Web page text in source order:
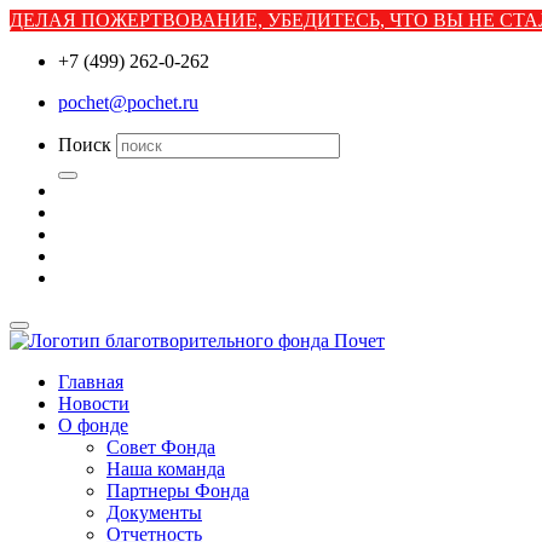
ДЕЛАЯ ПОЖЕРТВОВАНИЕ, УБЕДИТЕСЬ, ЧТО ВЫ НЕ
+7 (499) 262-0-262
pochet@pochet.ru
Поиск
Главная
Новости
О фонде
Совет Фонда
Наша команда
Партнеры Фонда
Документы
Отчетность